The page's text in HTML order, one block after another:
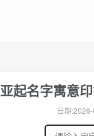
亚起名字寓意
日期